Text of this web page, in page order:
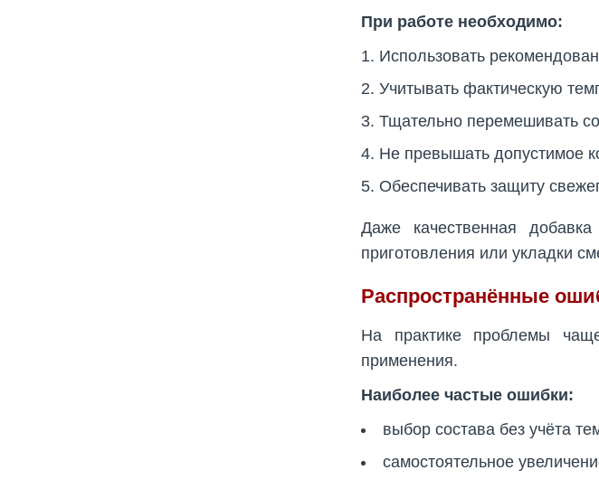
При работе необходимо:
Использовать
Учитывать фактическую
Тщательно перемешивать
Не превышать допустимое
Обеспечивать защиту
Даже качественная
приготовления или укладки
Распространённые
На практике проблемы
применения.
Наиболее частые ошибки:
выбор состава без учёта
самостоятельное